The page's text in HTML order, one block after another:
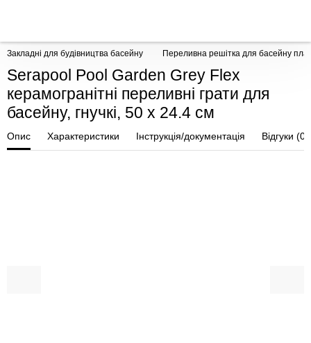
Закладні для будівництва басейну Переливна решітка для басейну
Serapool Pool Garden Grey Flex
керамогранітні переливні грати для
басейну, гнучкі, 50 x 24.4 см
Опис Характеристики Інструкція/документація Відгуки (0)